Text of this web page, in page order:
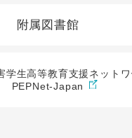
附属図書館
学生高等教育支援ネットワ
PEPNet-Japan